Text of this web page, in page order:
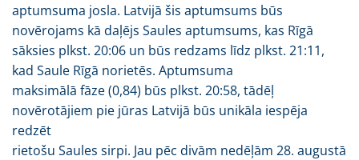
aptumsuma josla. Latvijā šis aptumsums būs
novērojams kā daļējs Saules aptumsums, kas Rīgā
sāksies plkst. 20:06 un būs redzams līdz plkst. 21:11,
kad Saule Rīgā norietēs. Aptumsuma
maksimālā fāze (0,84) būs plkst. 20:58, tādēļ
novērotājiem pie jūras Latvijā būs unikāla iespēja
redzēt
rietošu Saules sirpi. Jau pēc divām nedēļām 28. augustā